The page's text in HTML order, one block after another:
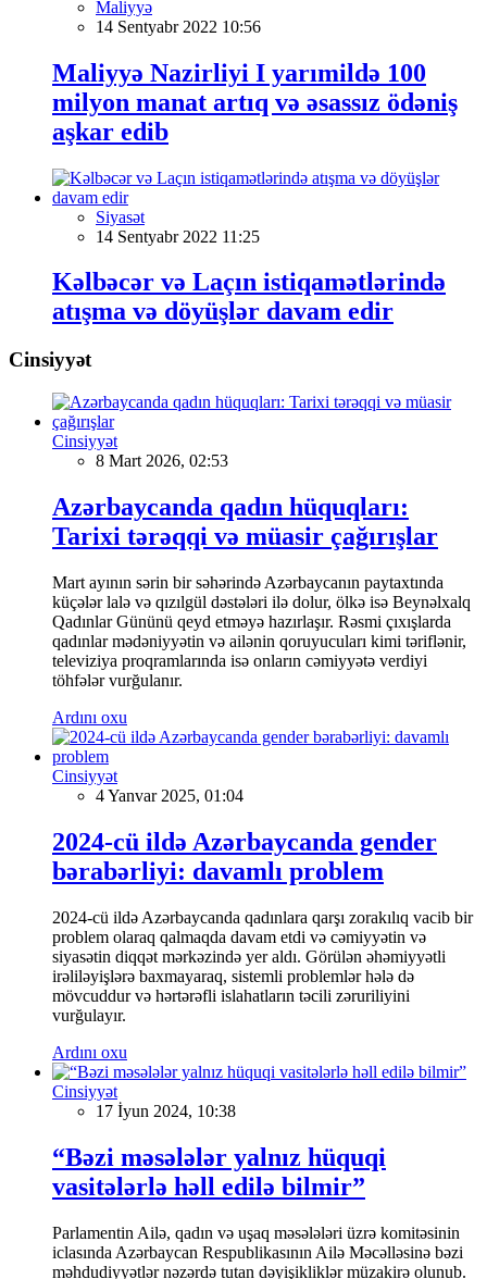
Maliyyə
14 Sentyabr 2022 10:56
Maliyyə Nazirliyi I yarımildə 100
milyon manat artıq və əsassız ödəniş
aşkar edib
Siyasət
14 Sentyabr 2022 11:25
Kəlbəcər və Laçın istiqamətlərində
atışma və döyüşlər davam edir
Cinsiyyət
Cinsiyyət
8 Mart 2026, 02:53
Azərbaycanda qadın hüquqları:
Tarixi tərəqqi və müasir çağırışlar
Mart ayının sərin bir səhərində Azərbaycanın paytaxtında
küçələr lalə və qızılgül dəstələri ilə dolur, ölkə isə Beynəlxalq
Qadınlar Gününü qeyd etməyə hazırlaşır. Rəsmi çıxışlarda
qadınlar mədəniyyətin və ailənin qoruyucuları kimi təriflənir,
televiziya proqramlarında isə onların cəmiyyətə verdiyi
töhfələr vurğulanır.
Ardını oxu
Cinsiyyət
4 Yanvar 2025, 01:04
2024-cü ildə Azərbaycanda gender
bərabərliyi: davamlı problem
2024-cü ildə Azərbaycanda qadınlara qarşı zorakılıq vacib bir
problem olaraq qalmaqda davam etdi və cəmiyyətin və
siyasətin diqqət mərkəzində yer aldı. Görülən əhəmiyyətli
irəliləyişlərə baxmayaraq, sistemli problemlər hələ də
mövcuddur və hərtərəfli islahatların təcili zəruriliyini
vurğulayır.
Ardını oxu
Cinsiyyət
17 İyun 2024, 10:38
“Bəzi məsələlər yalnız hüquqi
vasitələrlə həll edilə bilmir”
Parlamentin Ailə, qadın və uşaq məsələləri üzrə komitəsinin
iclasında Azərbaycan Respublikasının Ailə Məcəlləsinə bəzi
məhdudiyyətlər nəzərdə tutan dəyişikliklər müzakirə olunub.